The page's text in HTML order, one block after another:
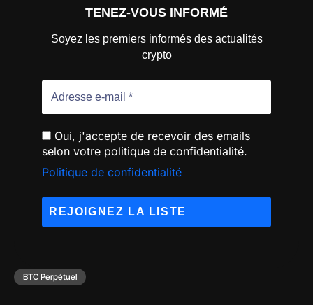
TENEZ-VOUS INFORMÉ
Soyez les premiers informés des actualités
crypto
Oui, j'accepte de recevoir des emails
selon votre politique de confidentialité.
Politique de confidentialité
BTC Perpétuel